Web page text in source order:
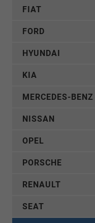
FIAT
FORD
HYUNDAI
KIA
MERCEDES-BENZ
NISSAN
OPEL
PORSCHE
RENAULT
SEAT